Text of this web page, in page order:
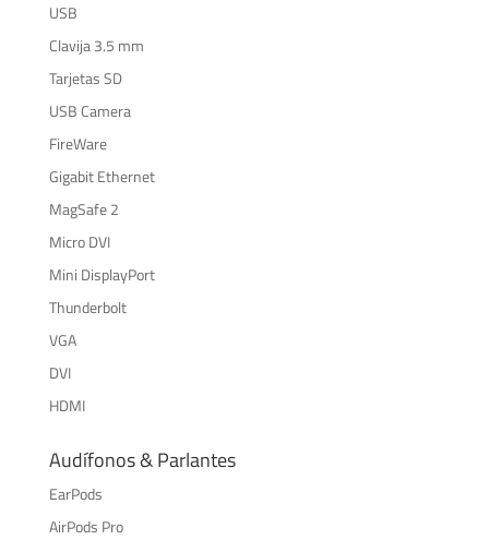
USB
Clavija 3.5 mm
Tarjetas SD
USB Camera
FireWare
Gigabit Ethernet
MagSafe 2
Micro DVI
Mini DisplayPort
Thunderbolt
VGA
DVI
HDMI
Audífonos & Parlantes
EarPods
AirPods Pro